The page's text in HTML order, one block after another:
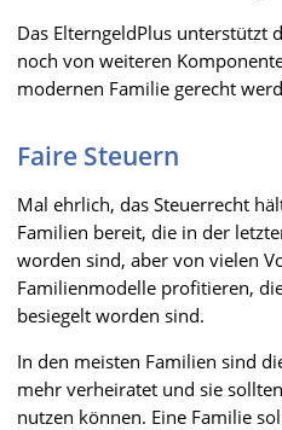
Das ElterngeldPlus unterstützt
noch von weiteren
modernen Familie gerecht
Faire Steuern
Mal ehrlich, das Steuerrecht
Familien bereit, die in der
worden sind, aber von vielen
Familienmodelle profitieren,
besiegelt worden sind.
In den meisten Familien sind
mehr verheiratet und sie
nutzen können. Eine Familie